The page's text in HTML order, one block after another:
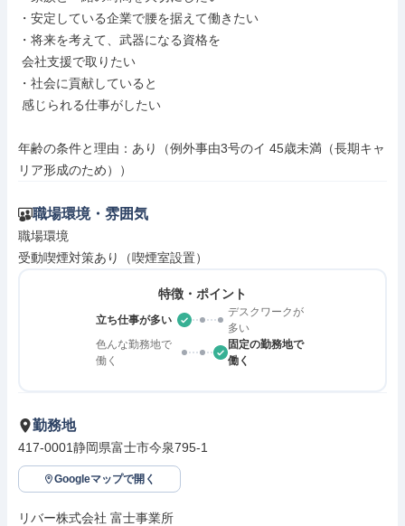
・安定している企業で腰を据えて働きたい
・将来を考えて、武器になる資格を
・社会に貢献していると
年齢の条件と理由：あり（例外事由3号のイ 45歳未満（長期キャ
リア形成のため））
職場環境・雰囲気
職場環境
受動喫煙対策あり（喫煙室設置）
特徴・ポイント
立ち仕事が多い
デスクワークが
多い
色んな勤務地で
働く
固定の勤務地で
働く
勤務地
417-0001静岡県富士市今泉795-1
Googleマップで開く
リバー株式会社 富士事業所